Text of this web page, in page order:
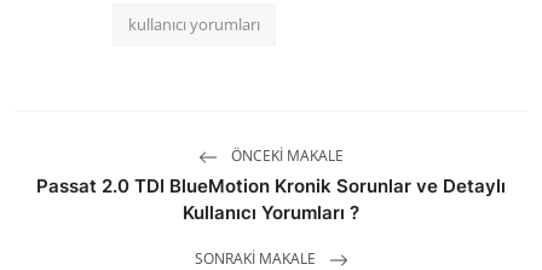
kullanıcı yorumları
ÖNCEKI MAKALE
Passat 2.0 TDI BlueMotion Kronik Sorunlar ve Detaylı
Kullanıcı Yorumları ?
SONRAKI MAKALE